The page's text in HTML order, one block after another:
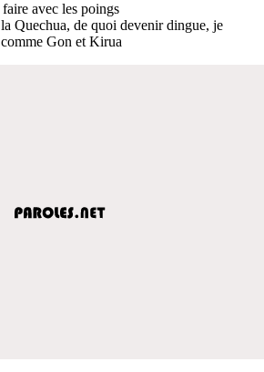
avec les poings
Quechua, de quoi devenir dingue, je
Gon et Kirua